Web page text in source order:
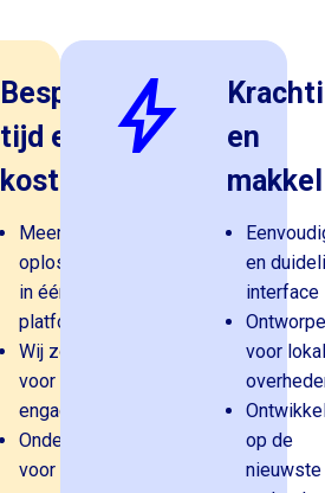
Bespaar
tijd en
kosten
Meerdere
oplossingen
in één
platform
Wij zorgen
voor bereik en
engagement
Ondersteuning
voor burgers
bolt
en
en
interface
voor
op de
nieuwste